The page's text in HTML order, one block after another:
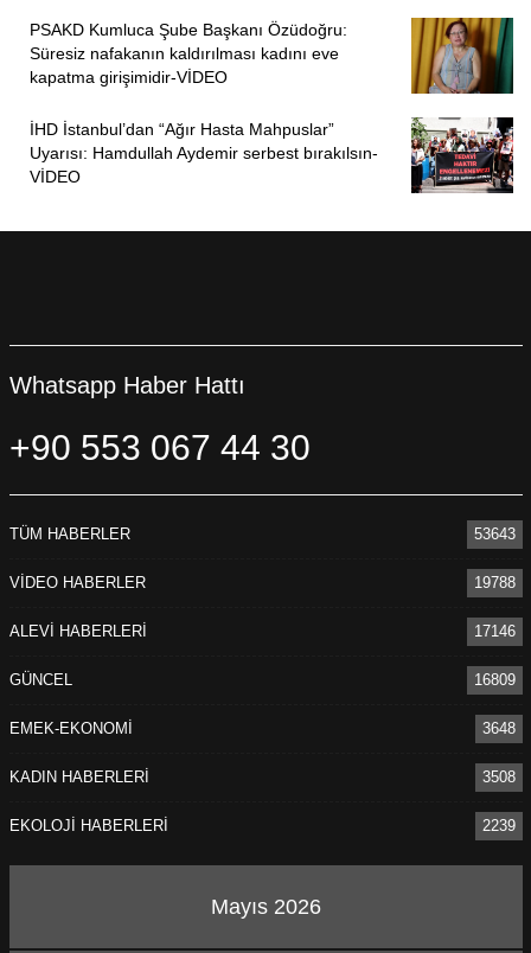
PSAKD Kumluca Şube Başkanı Özüdoğru:
Süresiz nafakanın kaldırılması kadını eve
kapatma girişimidir-VİDEO
İHD İstanbul’dan “Ağır Hasta Mahpuslar”
Uyarısı: Hamdullah Aydemir serbest bırakılsın-
VİDEO
Whatsapp Haber Hattı
+90 553 067 44 30
TÜM HABERLER 53643
VİDEO HABERLER 19788
ALEVİ HABERLERİ 17146
GÜNCEL 16809
EMEK-EKONOMİ 3648
KADIN HABERLERİ 3508
EKOLOJİ HABERLERİ 2239
Mayıs 2026